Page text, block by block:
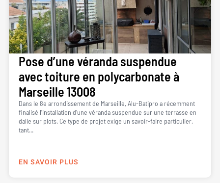
Pose d’une véranda suspendue
avec toiture en polycarbonate à
Marseille 13008
Dans le 8e arrondissement de Marseille, Alu-Batipro a récemment
finalisé l’installation d’une véranda suspendue sur une terrasse en
dalle sur plots. Ce type de projet exige un savoir-faire particulier,
tant...
EN SAVOIR PLUS